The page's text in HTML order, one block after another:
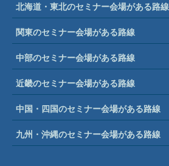
北海道・東北のセミナー会場がある路線
関東のセミナー会場がある路線
中部のセミナー会場がある路線
近畿のセミナー会場がある路線
中国・四国のセミナー会場がある路線
九州・沖縄のセミナー会場がある路線